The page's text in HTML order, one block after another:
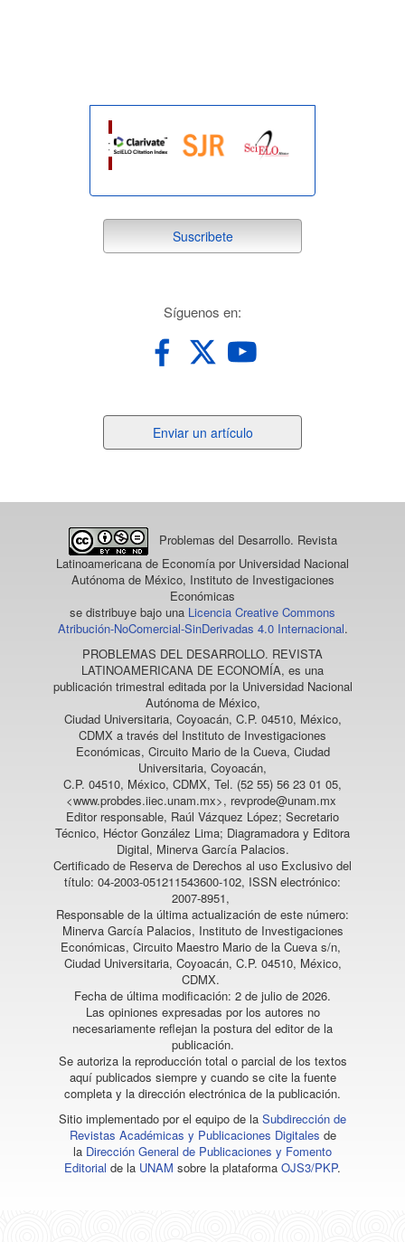
suscribete
Suscribete
Síguenos en:
un
Enviar un artículo
Problemas del Desarrollo. Revista
Latinoamericana de Economía por Universidad Nacional
Autónoma de México, Instituto de Investigaciones
Económicas
se distribuye bajo una Licencia Creative Commons
Atribución-NoComercial-SinDerivadas 4.0 Internacional.
PROBLEMAS DEL DESARROLLO. REVISTA
LATINOAMERICANA DE ECONOMÍA, es una
publicación trimestral editada por la Universidad Nacional
Autónoma de México,
Ciudad Universitaria, Coyoacán, C.P. 04510, México,
CDMX a través del Instituto de Investigaciones
Económicas, Circuito Mario de la Cueva, Ciudad
Universitaria, Coyoacán,
C.P. 04510, México, CDMX, Tel. (52 55) 56 23 01 05,
<www.probdes.iiec.unam.mx>, revprode@unam.mx
Editor responsable, Raúl Vázquez López; Secretario
Técnico, Héctor González Lima; Diagramadora y Editora
Digital, Minerva García Palacios.
Certificado de Reserva de Derechos al uso Exclusivo del
título: 04-2003-051211543600-102, ISSN electrónico:
2007-8951,
Responsable de la última actualización de este número:
Minerva García Palacios, Instituto de Investigaciones
Económicas, Circuito Maestro Mario de la Cueva s/n,
Ciudad Universitaria, Coyoacán, C.P. 04510, México,
CDMX.
Fecha de última modificación: 2 de julio de 2026.
Las opiniones expresadas por los autores no
necesariamente reflejan la postura del editor de la
publicación.
Se autoriza la reproducción total o parcial de los textos
aquí publicados siempre y cuando se cite la fuente
completa y la dirección electrónica de la publicación.
Sitio implementado por el equipo de la Subdirección de
Revistas Académicas y Publicaciones Digitales de
la Dirección General de Publicaciones y Fomento
Editorial de la UNAM sobre la plataforma OJS3/PKP.